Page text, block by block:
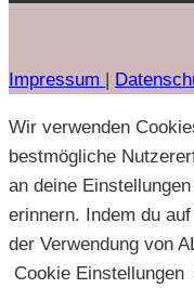
Impressum
Wir verwenden
bestmögliche
an deine
erinnern. Indem du
der Verwendung von
Cookie Einstellungen